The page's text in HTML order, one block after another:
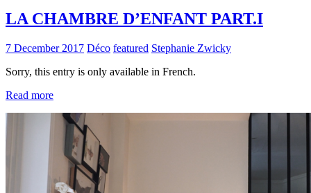
LA CHAMBRE D’ENFANT PART.I
7 December 2017 Déco featured Stephanie Zwicky
Sorry, this entry is only available in French.
Read more